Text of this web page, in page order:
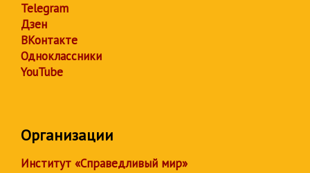
Telegram
Дзен
ВКонтакте
Одноклассники
YouTube
Организации
Институт «Справедливый мир»